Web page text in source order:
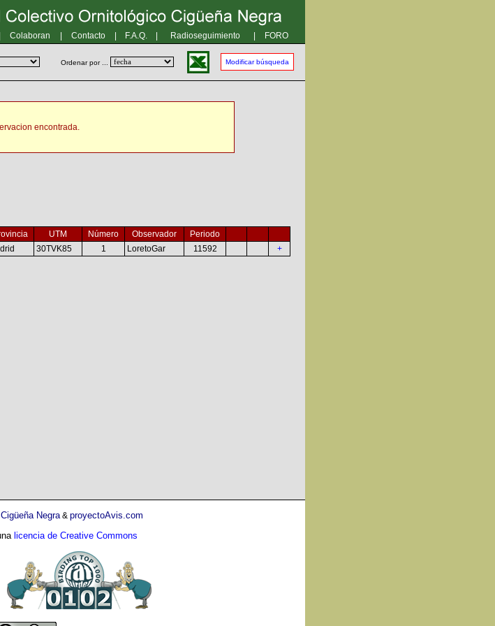
Colaboran Contacto F.A.Q. Radioseguimiento FORO
Ordenar por ... Modificar búsqueda
encontrada.
UTM Número Observador
Periodo
30TVK85 1 LoretoGar 11592 +
Negra& proyectoAvis.com
licencia de Creative Commons